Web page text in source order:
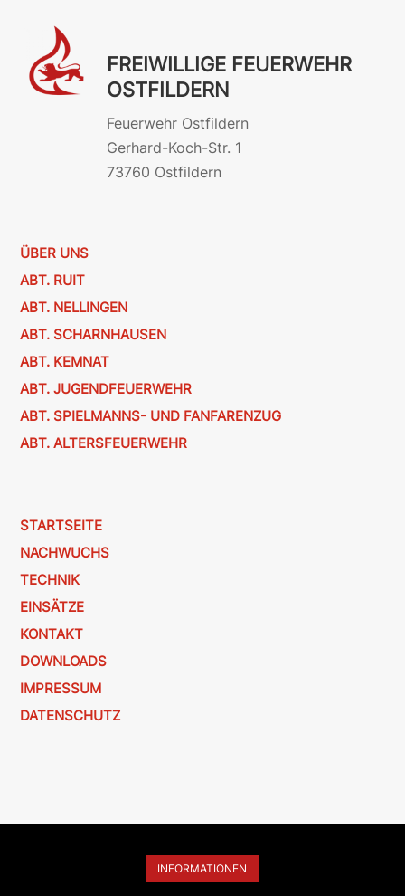
FREIWILLIGE FEUERWEHR
OSTFILDERN
Feuerwehr Ostfildern
Gerhard-Koch-Str. 1
73760 Ostfildern
ÜBER UNS
ABT. RUIT
ABT. NELLINGEN
ABT. SCHARNHAUSEN
ABT. KEMNAT
ABT. JUGENDFEUERWEHR
ABT. SPIELMANNS- UND FANFARENZUG
ABT. ALTERSFEUERWEHR
STARTSEITE
NACHWUCHS
TECHNIK
EINSÄTZE
KONTAKT
DOWNLOADS
IMPRESSUM
DATENSCHUTZ
INFORMATIONEN